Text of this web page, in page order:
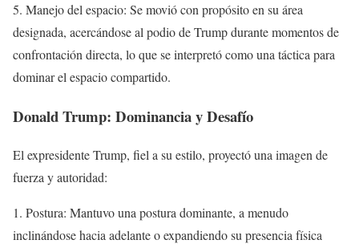
5. Manejo del espacio: Se movió con propósito en su área
designada, acercándose al podio de Trump durante momentos de
confrontación directa, lo que se interpretó como una táctica para
dominar el espacio compartido.
Donald Trump: Dominancia y Desafío
El expresidente Trump, fiel a su estilo, proyectó una imagen de
fuerza y autoridad:
1. Postura: Mantuvo una postura dominante, a menudo
inclinándose hacia adelante o expandiendo su presencia física